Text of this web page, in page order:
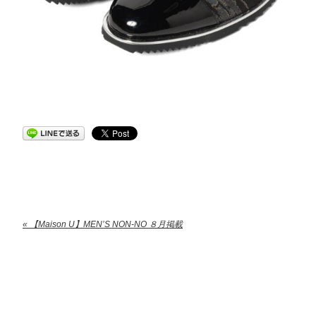
« 【Maison U】MEN’S NON-NO ８月掲載